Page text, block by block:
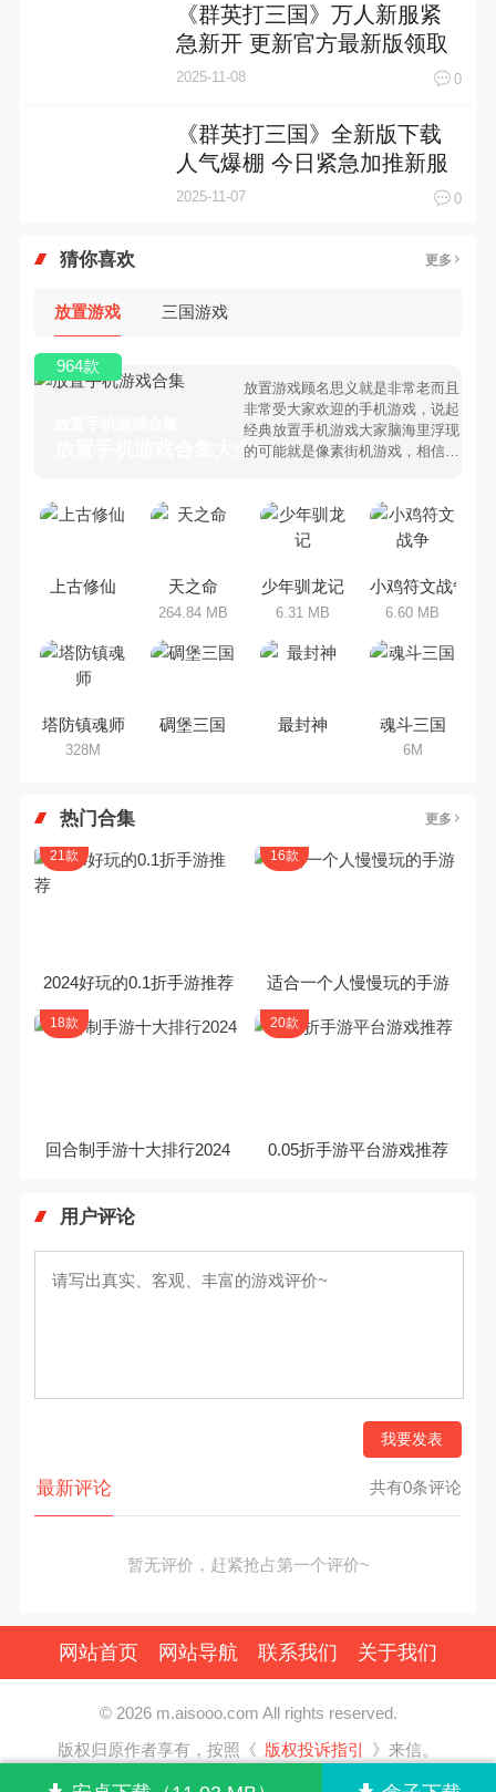
《群英打三国》万人新服紧
急新开 更新官方最新版领取
特权礼遇
2025-11-08 0
《群英打三国》全新版下载
人气爆棚 今日紧急加推新服
2025-11-07 0
猜你喜欢 更多
放置游戏 三国游戏
放置手机游戏合集大全 >
放置游戏顾名思义就是非常老而且
非常受大家欢迎的手机游戏，说起
经典放置手机游戏大家脑海里浮现
的可能就是像素街机游戏，相信很
置手机游戏有哪些呢？游戏今天，
乐途下载站小编芒果味的怪咖给大
集，欢迎大家前来选择下载体验
964款
上古修仙 天之命
264.84 MB
少年驯龙记
6.31 MB
小鸡符文战争
6.60 MB
塔防镇魂师
328M
碉堡三国 最封神 魂斗三国
6M
热门合集 更多
2024好玩的0.1折手游推荐
21款
适合一个人慢慢玩的手游
16款
回合制手游十大排行2024
18款
0.05折手游平台游戏推荐
20款
用户评论
我要发表
最新评论 共有0条评论
暂无评价，赶紧抢占第一个评价~
网站首页 网站导航 联系我们 关于我们
© 2026 m.aisooo.com All rights reserved.
版权归原作者享有，按照《 版权投诉指引 》来信。